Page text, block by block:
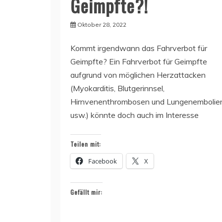
Oktober 28, 2022
Kommt irgendwann das Fahrverbot für
Geimpfte? Ein Fahrverbot für Geimpfte
aufgrund von möglichen Herzattacken
(Myokarditis, Blutgerinnsel,
Hirnvenenthrombosen und
usw.) könnte doch auch im Interesse
Teilen mit:
Facebook X
Gefällt mir: